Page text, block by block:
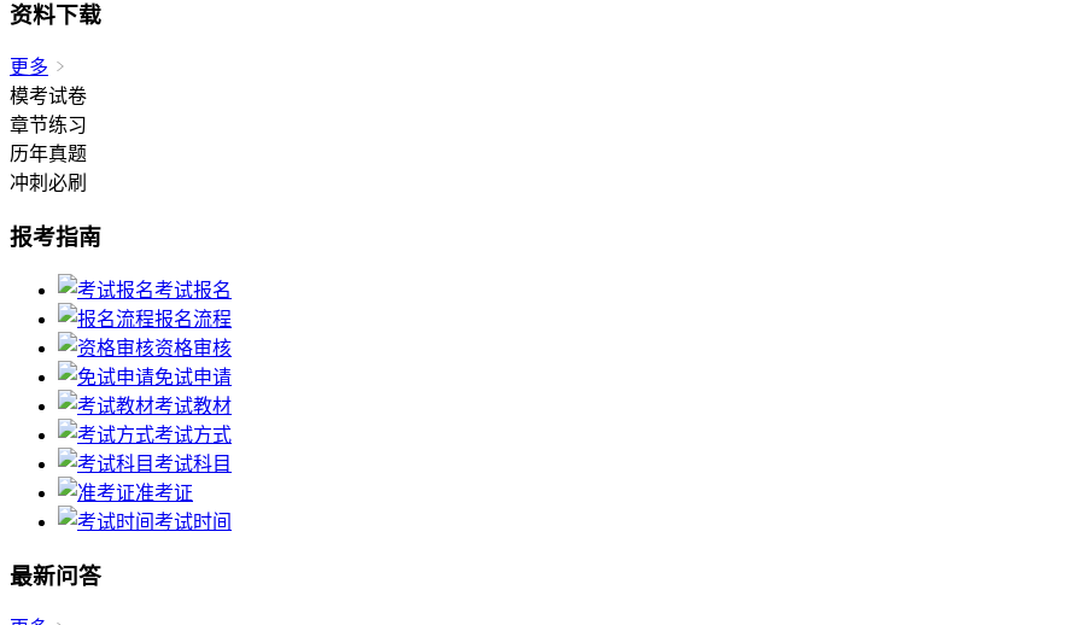
资料下载
更多
模考试卷
章节练习
历年真题
冲刺必刷
报考指南
考试报名
报名流程
资格审核
免试申请
考试教材
考试方式
考试科目
准考证
考试时间
最新问答